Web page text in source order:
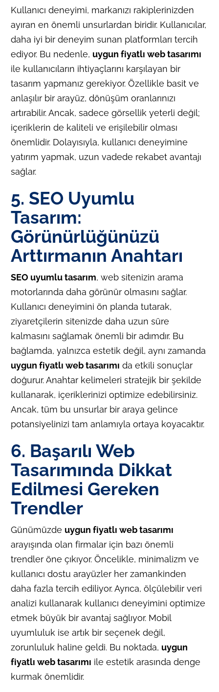
Kullanıcı deneyimi, markanızı rakiplerinizden
ayıran en önemli unsurlardan biridir. Kullanıcılar,
daha iyi bir deneyim sunan platformları tercih
ediyor. Bu nedenle, uygun fiyatlı web tasarımı
ile kullanıcıların ihtiyaçlarını karşılayan bir
tasarım yapmanız gerekiyor. Özellikle basit ve
anlaşılır bir arayüz, dönüşüm oranlarınızı
artırabilir. Ancak, sadece görsellik yeterli değil;
içeriklerin de kaliteli ve erişilebilir olması
önemlidir. Dolayısıyla, kullanıcı deneyimine
yatırım yapmak, uzun vadede rekabet avantajı
sağlar.
5. SEO Uyumlu
Tasarım:
Görünürlüğünüzü
Arttırmanın Anahtarı
SEO uyumlu tasarım, web sitenizin arama
motorlarında daha görünür olmasını sağlar.
Kullanıcı deneyimini ön planda tutarak,
ziyaretçilerin sitenizde daha uzun süre
kalmasını sağlamak önemli bir adımdır. Bu
bağlamda, yalnızca estetik değil, aynı zamanda
uygun fiyatlı web tasarımı da etkili sonuçlar
doğurur. Anahtar kelimeleri stratejik bir şekilde
kullanarak, içeriklerinizi optimize edebilirsiniz.
Ancak, tüm bu unsurlar bir araya gelince
potansiyelinizi tam anlamıyla ortaya koyacaktır.
6. Başarılı Web
Tasarımında Dikkat
Edilmesi Gereken
Trendler
Günümüzde uygun fiyatlı web tasarımı
arayışında olan firmalar için bazı önemli
trendler öne çıkıyor. Öncelikle, minimalizm ve
kullanıcı dostu arayüzler her zamankinden
daha fazla tercih ediliyor. Ayrıca, ölçülebilir veri
analizi kullanarak kullanıcı deneyimini optimize
etmek büyük bir avantaj sağlıyor. Mobil
uyumluluk ise artık bir seçenek değil,
zorunluluk haline geldi. Bu noktada, uygun
fiyatlı web tasarımı ile estetik arasında denge
kurmak önemlidir.